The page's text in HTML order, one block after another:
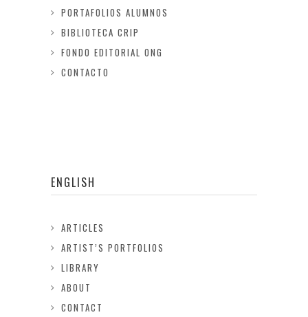
PORTAFOLIOS ALUMNOS
BIBLIOTECA CRIP
FONDO EDITORIAL ONG
CONTACTO
ENGLISH
ARTICLES
ARTIST’S PORTFOLIOS
LIBRARY
ABOUT
CONTACT